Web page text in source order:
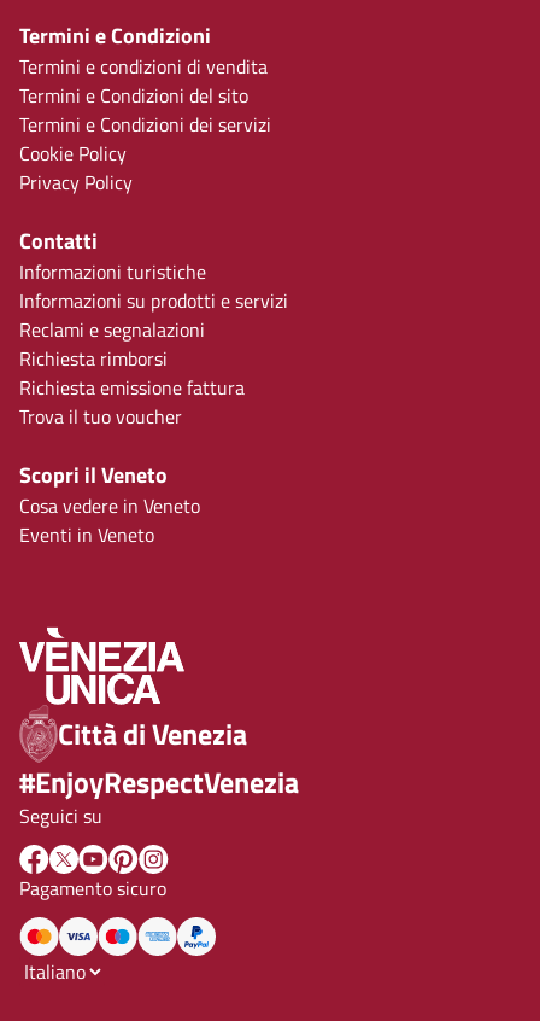
Termini e Condizioni
Termini e condizioni di vendita
Termini e Condizioni del sito
Termini e Condizioni dei servizi
Cookie Policy
Privacy Policy
Contatti
Informazioni turistiche
Informazioni su prodotti e servizi
Reclami e segnalazioni
Richiesta rimborsi
Richiesta emissione fattura
Trova il tuo voucher
Scopri il Veneto
Cosa vedere in Veneto
Eventi in Veneto
Città di Venezia
#EnjoyRespectVenezia
Seguici su
Pagamento sicuro